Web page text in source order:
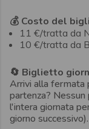
💰 Costo del
11 €/tratta da
10 €/tratta da
🔄 Biglietto
Arrivi alla fermata
partenza?
l'intera giornata
giorno successivo).